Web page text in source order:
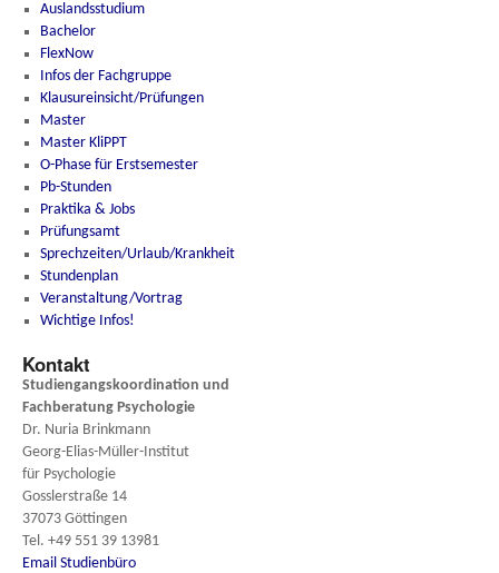
Auslandsstudium
Bachelor
FlexNow
Infos der Fachgruppe
Klausureinsicht/Prüfungen
Master
Master KliPPT
O-Phase für Erstsemester
Pb-Stunden
Praktika & Jobs
Prüfungsamt
Sprechzeiten/Urlaub/Krankheit
Stundenplan
Veranstaltung/Vortrag
Wichtige Infos!
Kontakt
Studiengangskoordination und
Fachberatung Psychologie
Dr. Nuria Brinkmann
Georg-Elias-Müller-Institut
für Psychologie
Gosslerstraße 14
37073 Göttingen
Tel. +49 551 39 13981
Email Studienbüro